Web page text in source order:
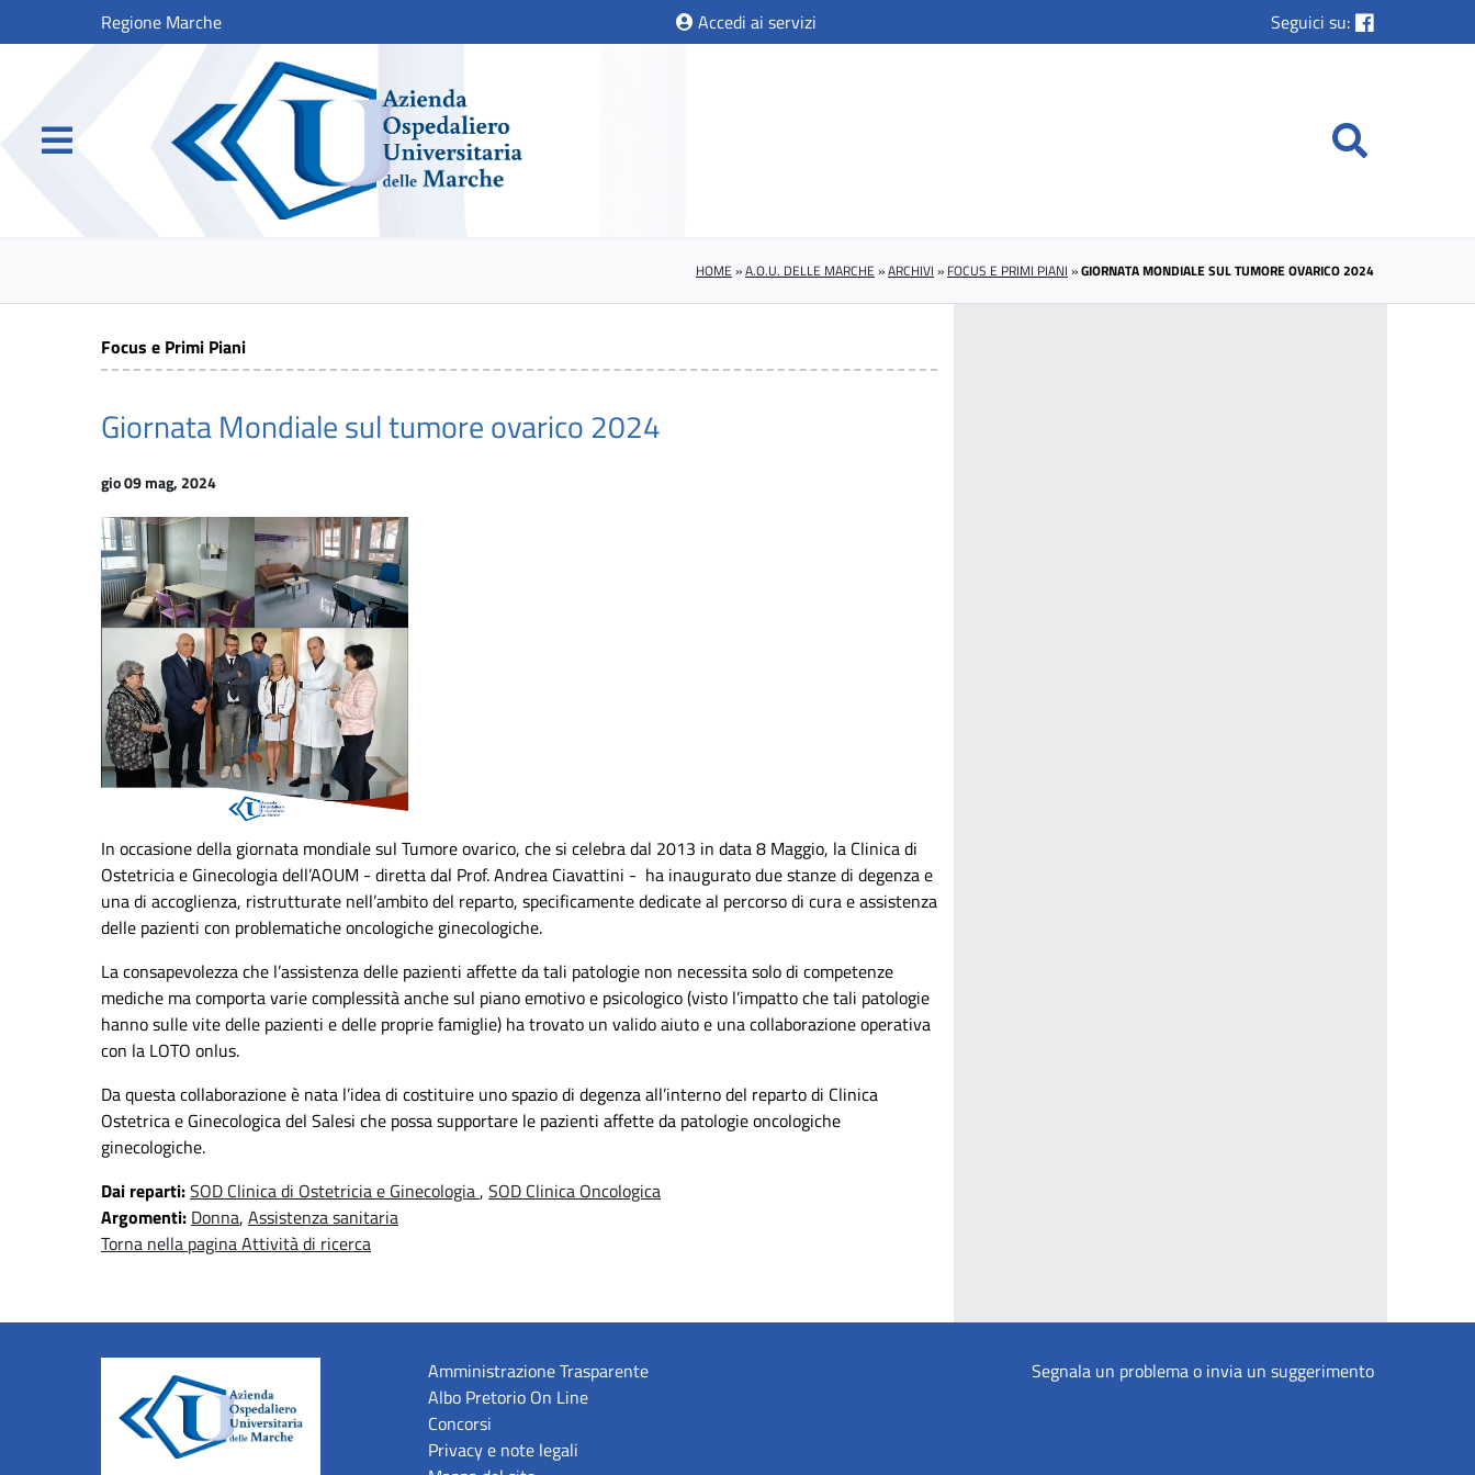
Regione Marche Accedi ai servizi Seguici su:
HOME »A.O.U. DELLE MARCHE »ARCHIVI » FOCUS E PRIMI PIANI »GIORNATA MONDIALE SUL TUMORE OVARICO 2024
Focus e Primi Piani
Giornata Mondiale sul tumore ovarico 2024
gio 09 mag, 2024
In occasione della giornata mondiale sul Tumore ovarico, che si celebra dal 2013 in data 8 Maggio, la Clinica di
Ostetricia e Ginecologia dell’AOUM - diretta dal Prof. Andrea Ciavattini - ha inaugurato due stanze di degenza e
una di accoglienza, ristrutturate nell’ambito del reparto, specificamente dedicate al percorso di cura e assistenza
delle pazienti con problematiche oncologiche ginecologiche.
La consapevolezza che l’assistenza delle pazienti affette da tali patologie non necessita solo di competenze
mediche ma comporta varie complessità anche sul piano emotivo e psicologico (visto l’impatto che tali patologie
hanno sulle vite delle pazienti e delle proprie famiglie) ha trovato un valido aiuto e una collaborazione operativa
con la LOTO onlus.
Da questa collaborazione è nata l’idea di costituire uno spazio di degenza all’interno del reparto di Clinica
Ostetrica e Ginecologica del Salesi che possa supportare le pazienti affette da patologie oncologiche
ginecologiche.
Dai reparti:SOD Clinica di Ostetricia e Ginecologia, SOD Clinica Oncologica
Argomenti: Donna, Assistenza sanitaria
Torna nella pagina Attività di ricerca
Amministrazione Trasparente
Albo Pretorio On Line
Concorsi
Privacy e note legali
Segnala un problema o invia un suggerimento